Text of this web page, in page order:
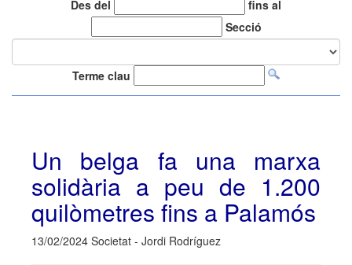
Des del
fins al
Secció
Terme clau
Un belga fa una marxa
solidària a peu de 1.200
quilòmetres fins a Palamós
13/02/2024 Societat - Jordi Rodríguez